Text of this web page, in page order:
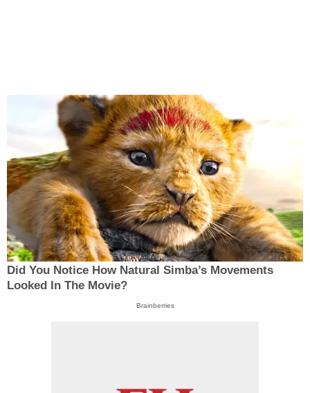
Did You Notice How Natural Simba’s Movements
Looked In The Movie?
Brainberries